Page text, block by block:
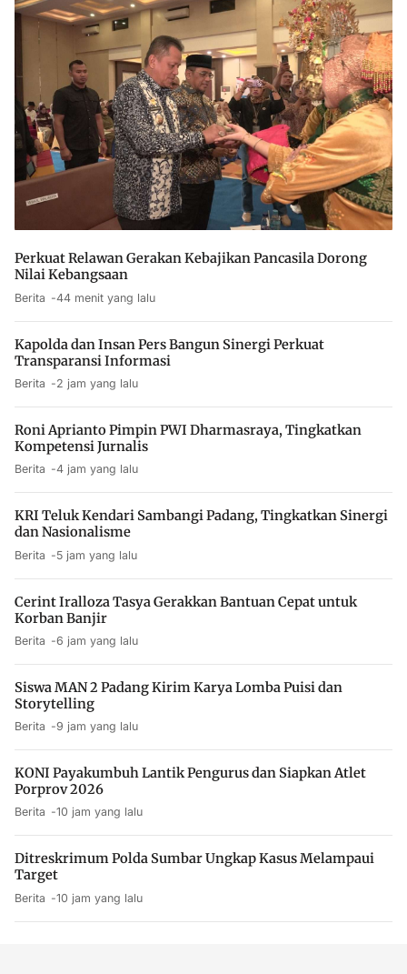
Perkuat Relawan Gerakan Kebajikan Pancasila Dorong
Nilai Kebangsaan
Berita 44 menit yang lalu
Kapolda dan Insan Pers Bangun Sinergi Perkuat
Transparansi Informasi
Berita 2 jam yang lalu
Roni Aprianto Pimpin PWI Dharmasraya, Tingkatkan
Kompetensi Jurnalis
Berita 4 jam yang lalu
KRI Teluk Kendari Sambangi Padang, Tingkatkan Sinergi
dan Nasionalisme
Berita 5 jam yang lalu
Cerint Iralloza Tasya Gerakkan Bantuan Cepat untuk
Korban Banjir
Berita 6 jam yang lalu
Siswa MAN 2 Padang Kirim Karya Lomba Puisi dan
Storytelling
Berita 9 jam yang lalu
KONI Payakumbuh Lantik Pengurus dan Siapkan Atlet
Porprov 2026
Berita 10 jam yang lalu
Ditreskrimum Polda Sumbar Ungkap Kasus Melampaui
Target
Berita 10 jam yang lalu